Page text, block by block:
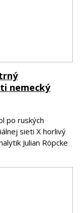
nemecký
po ruských
sieti X horlivý
Julian Röpcke